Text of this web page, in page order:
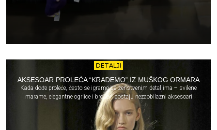
DETALJI
AKSESOAR PROLEĆA “KRADEMO” IZ MUŠKOG ORMARA
Kada dođe proleće, često se igramo sa ženstvenim detaljima – svilene
marame, elegantne ogrlice i broševi postaju nezaobilazni aksesoari